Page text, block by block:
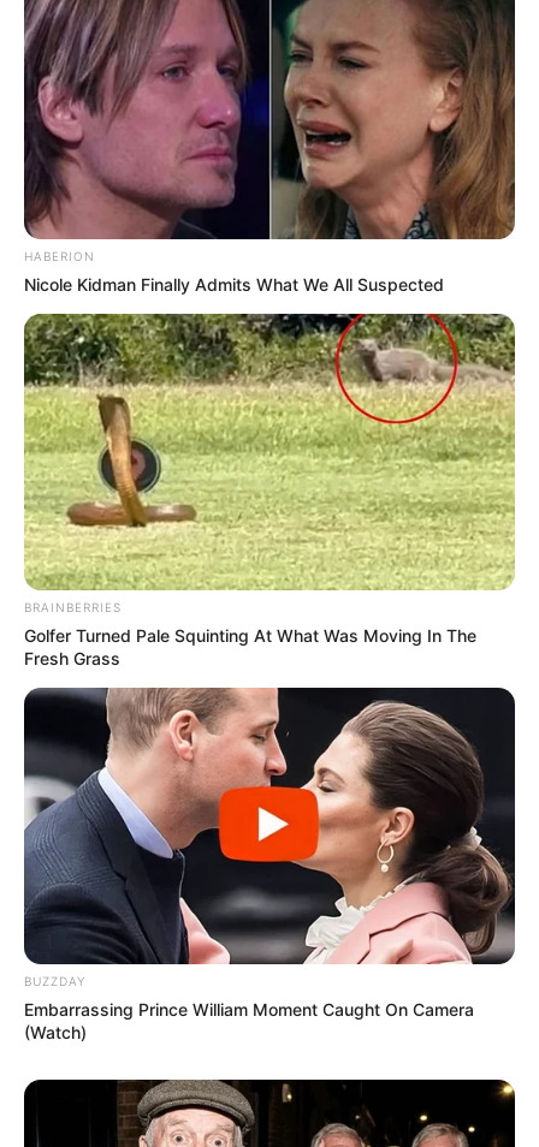
HABERION
Nicole Kidman Finally Admits What We All Suspected
BRAINBERRIES
Golfer Turned Pale Squinting At What Was Moving In The
Fresh Grass
BUZZDAY
Embarrassing Prince William Moment Caught On Camera
(Watch)